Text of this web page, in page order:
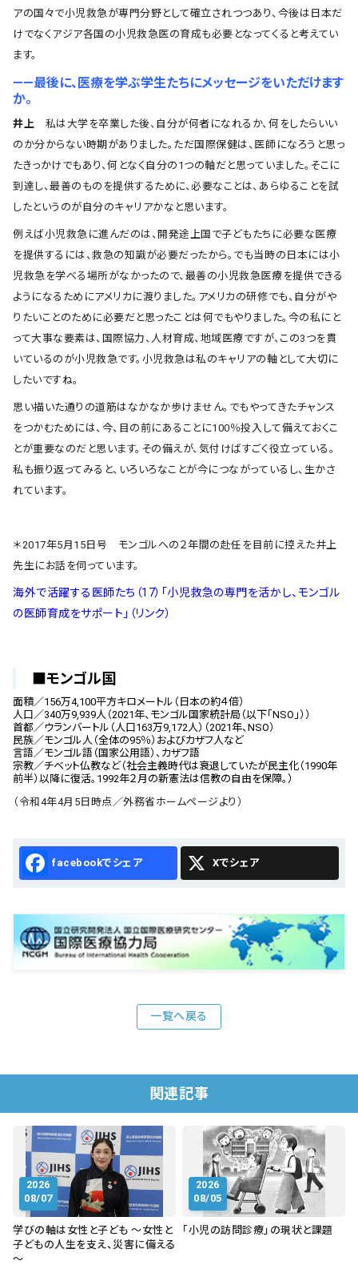
アの国々で小児救急が専門分野として確立されつつあり、今後は日本だ
けでなくアジア各国の小児救急医の育成も必要となってくると考えてい
ます。
――最後に、医療を学ぶ学生たちにメッセージをいただけます
か。
井上 私は大学を卒業した後、自分が何者になれるか、何をしたらいい
のか分からない時期がありました。ただ国際保健は、医師になろうと思っ
たきっかけでもあり、何となく自分の1つの軸だと思っていました。そこに
到達し、最善のものを提供するために、必要なことは、あらゆることを試
したというのが自分のキャリアかなと思います。
例えば小児救急に進んだのは、開発途上国で子どもたちに必要な医療
を提供するには、救急の知識が必要だったから。でも当時の日本には小
児救急を学べる場所がなかったので、最善の小児救急医療を提供できる
ようになるためにアメリカに渡りました。アメリカの研修でも、自分がや
りたいことのために必要だと思ったことは何でもやりました。今の私にと
って大事な要素は、国際協力、人材育成、地域医療ですが、この3つを貫
いているのが小児救急です。小児救急は私のキャリアの軸として大切に
したいですね。
思い描いた通りの道筋はなかなか歩けません。でもやってきたチャンス
をつかむためには、今、目の前にあることに100％投入して備えておくこ
とが重要なのだと思います。その備えが、気付けばすごく役立っている。
私も振り返ってみると、いろいろなことが今につながっているし、生かさ
れています。
＊2017年5月15日号 モンゴルへの２年間の赴任を目前に控えた井上
先生にお話を伺っています。
海外で活躍する医師たち（17）「小児救急の専門を活かし、モンゴル
の医師育成をサポート」（リンク）
■モンゴル国
面積／156万4,100平方キロメートル（日本の約４倍）
人口／340万9,939人（2021年、モンゴル国家統計局（以下「NSO」））
首都／ウランバートル（人口163万9,172人）（2021年、NSO）
民族／モンゴル人（全体の95％）およびカザフ人など
言語／モンゴル語（国家公用語）、カザフ語
宗教／チベット仏教など（社会主義時代は衰退していたが民主化（1990年
前半）以降に復活。1992年２月の新憲法は信教の自由を保障。）
（令和4年4月5日時点／外務省ホームページより）
Facebook X
一覧へ戻る
関連記事
2026
08/07
学びの軸は女性と子ども ～女性と
子どもの人生を支え、災害に備える
～
2026
08/05
「小児の訪問診療」の現状と課題